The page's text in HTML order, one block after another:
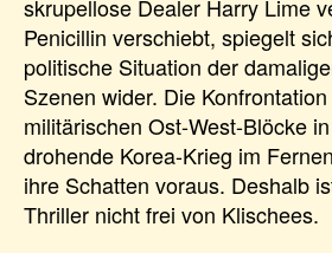
skrupellose Dealer Harry Lime
Penicillin verschiebt, spiegelt
politische Situation der
Szenen wider. Die
militärischen Ost-West-Blöcke
drohende Korea-Krieg im
ihre Schatten voraus. Deshalb
Thriller nicht frei von Klischees.